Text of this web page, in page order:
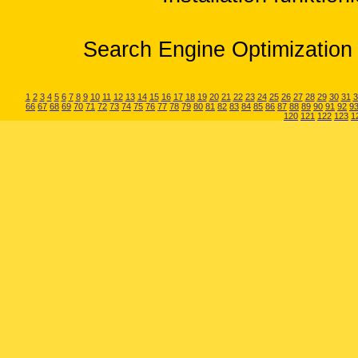
Search Engine
1 2 3 4 5 6 7 8 9 10 11 12 13 14 15 16 17 18 19 20 21 22 23 24 25 26 27 28 29 30 31
66 67 68 69 70 71 72 73 74 75 76 77 78 79 80 81 82 83 84 85 86 87 88 89 90 91 92 93
120 121 122 123